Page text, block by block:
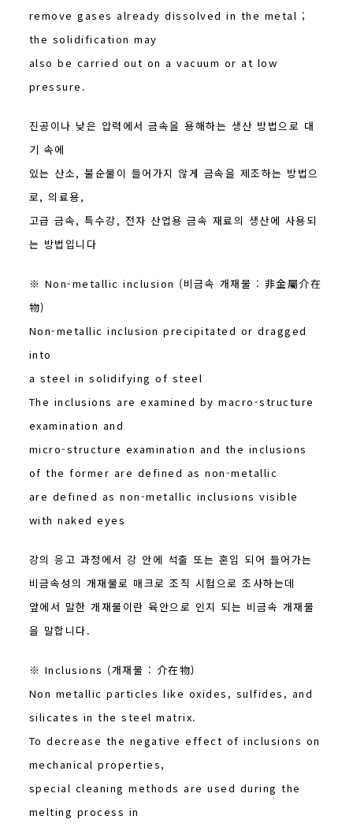
remove gases already dissolved in the metal ;
the solidification may
also be carried out on a vacuum or at low
pressure.
진공이나 낮은 압력에서 금속을 용해하는 생산 방법으로 대
기 속에
있는 산소, 불순물이 들어가지 않게 금속을 제조하는 방법으
로, 의료용,
고급 금속, 특수강, 전자 산업용 금속 재료의 생산에 사용되
는 방법입니다
※ Non-metallic inclusion (비금속 개재물 : 非金屬介在
物)
Non-metallic inclusion precipitated or dragged
into
a steel in solidifying of steel
The inclusions are examined by macro-structure
examination and
micro-structure examination and the inclusions
of the former are defined as non-metallic
are defined as non-metallic inclusions visible
with naked eyes
강의 응고 과정에서 강 안에 석출 또는 혼입 되어 들어가는
비금속성의 개재물로 매크로 조직 시험으로 조사하는데
앞에서 말한 개재물이란 육안으로 인지 되는 비금속 개재물
을 말합니다.
※ Inclusions (개재물 : 介在物)
Non metallic particles like oxides, sulfides, and
silicates in the steel matrix.
To decrease the negative effect of inclusions on
mechanical properties,
special cleaning methods are used during the
melting process in